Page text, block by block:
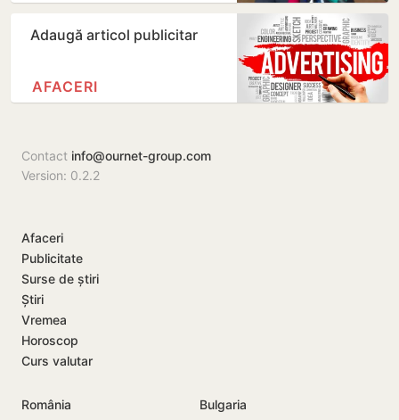
Adaugă articol publicitar
AFACERI
Contact info@ournet-group.com
Version: 0.2.2
Afaceri
Publicitate
Surse de știri
Știri
Vremea
Horoscop
Curs valutar
România Bulgaria